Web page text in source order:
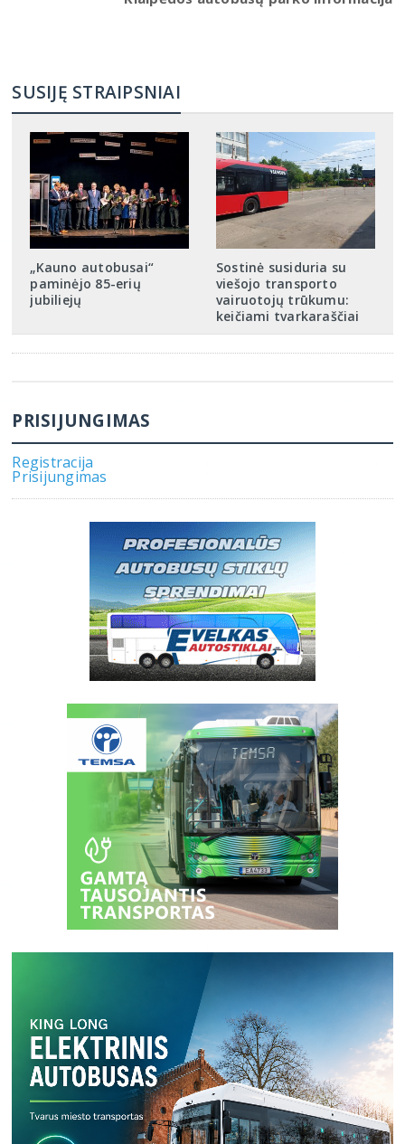
SUSIJĘ STRAIPSNIAI
„Kauno autobusai“
paminėjo 85-erių
jubiliejų
Sostinė susiduria su
viešojo transporto
vairuotojų trūkumu:
keičiami tvarkaraščiai
PRISIJUNGIMAS
Registracija
Prisijungimas